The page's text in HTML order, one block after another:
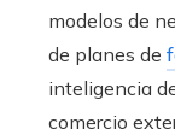
modelos de
de planes de
inteligencia
comercio